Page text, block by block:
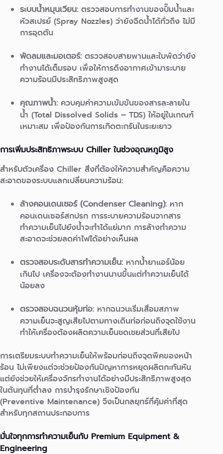
ระบบน้ำหมุนเวียน: ตรวจสอบการทำงานของปั๊มน้ำและ
หัวสเปรย์ (Spray Nozzles) ว่ายังฉีดน้ำได้ทั่วถึง ไม่มี
การอุดตัน
พัดลมและมอเตอร์: ตรวจสอบสายพานและใบพัดว่ายัง
ทำงานได้เต็มรอบ เพื่อให้การดึงอากาศเข้ามาระบาย
ความร้อนมีประสิทธิภาพสูงสุด
คุณภาพน้ำ: ควบคุมค่าความเข้มข้นของสารละลายใน
น้ำ (Total Dissolved Solids – TDS) ให้อยู่ในเกณฑ์
เหมาะสม เพื่อป้องกันการเกิดตะกรันในระยะยาว
การเพิ่มประสิทธิภาพระบบ Chiller ในช่วงอุณหภูมิสูง
สำหรับตัวเครื่อง Chiller สิ่งที่ต้องให้ความสำคัญคือความ
สะอาดของระบบแลกเปลี่ยนความร้อน:
ล้างคอนเดนเซอร์ (Condenser Cleaning): หาก
คอนเดนเซอร์สกปรก การระบายความร้อนจากสาร
ทำความเย็นไปยังน้ำจะทำได้แย่มาก การล้างทำความ
สะอาดจะช่วยลดค่าไฟได้อย่างเห็นผล
ตรวจสอบระดับสารทำความเย็น: หากน้ำยาแอร์น้อย
เกินไป เครื่องจะต้องทำงานนานขึ้นแต่ทำความเย็นได้
น้อยลง
ตรวจสอบฉนวนหุ้มท่อ: หากฉนวนเริ่มเสื่อมสภาพ
ความเย็นจะสูญเสียไปตามทางเดินท่อก่อนถึงจุดใช้งาน
ทำให้เครื่องต้องผลิตความเย็นชดเชยส่วนที่เสียไป
การเตรียมระบบทำความเย็นให้พร้อมก่อนถึงจุดพีคของหน้า
ร้อน ไม่เพียงแต่จะช่วยป้องกันปัญหาการหยุดผลิตกะทันหัน
แต่ยังช่วยให้เครื่องจักรทำงานได้อย่างมีประสิทธิภาพสูงสุด
ในต้นทุนที่ต่ำลง การบำรุงรักษาเชิงป้องกัน
(Preventive Maintenance) จึงเป็นกลยุทธ์ที่คุ้มค่าที่สุด
สำหรับทุกสถานประกอบการ
มั่นใจทุกการทำความเย็นกับ Premium Equipment &
Engineering